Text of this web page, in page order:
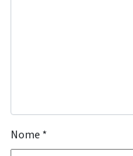
Nome *